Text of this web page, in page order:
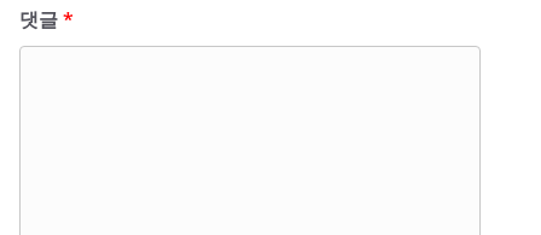
댓글*